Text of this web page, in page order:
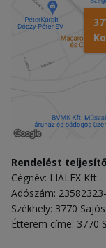
Rendelést
Cégnév: LIALEX Kft.
Adószám:
Székhely: 3770
Étterem címe: 3770